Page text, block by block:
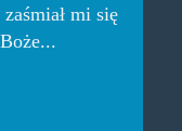
mi się